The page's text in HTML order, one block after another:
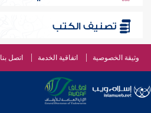
تصنيف الكتب
وثيقة الخصوصية اتفاقية الخدمة اتصل بنا